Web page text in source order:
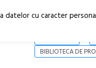
BIBLIOTECA DE
datelor cu caracter